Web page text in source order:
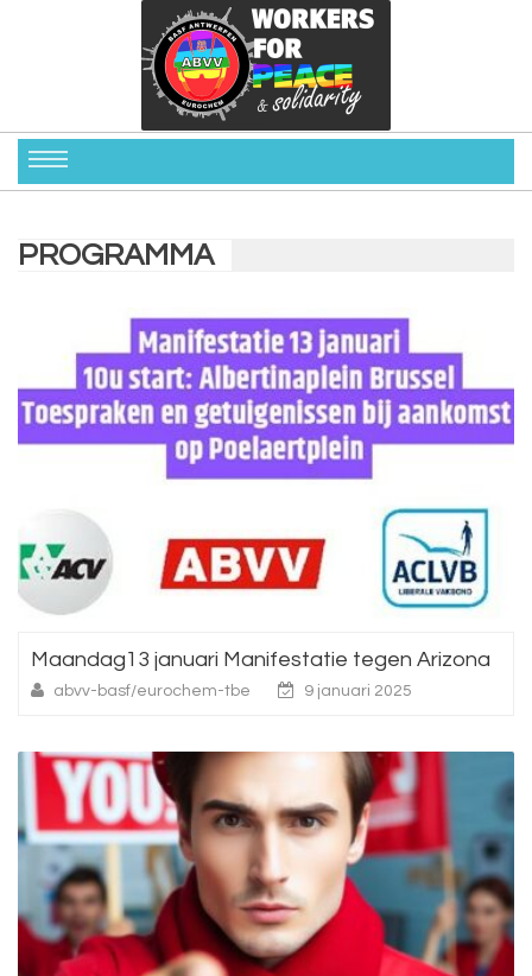
PROGRAMMA
Maandag13 januari Manifestatie tegen Arizona
abvv-basf/eurochem-tbe 9 januari 2025